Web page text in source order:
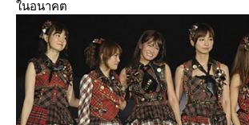
นอนาคต